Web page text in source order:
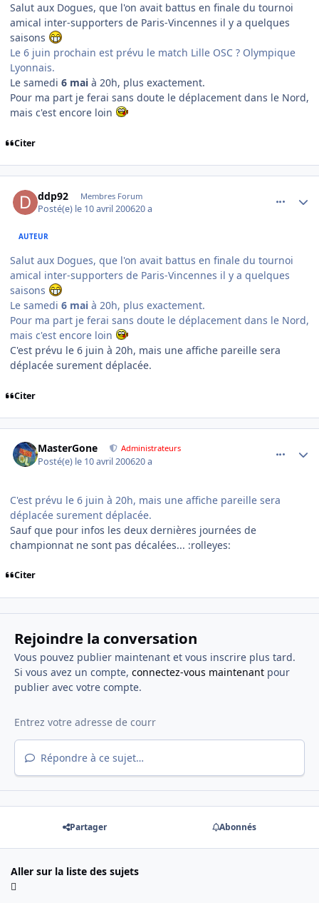
Salut aux Dogues, que l'on avait battus en finale du tournoi
amical inter-supporters de Paris-Vincennes il y a quelques
saisons
Le 6 juin prochain est prévu le match Lille OSC ? Olympique
Lyonnais.
Le samedi 6 mai à 20h, plus exactement.
Pour ma part je ferai sans doute le déplacement dans le Nord,
mais c'est encore loin
Citer
ddp92 Membres Forum
Posté(e) le 10 avril 200620 a
AUTEUR
Salut aux Dogues, que l'on avait battus en finale du tournoi
amical inter-supporters de Paris-Vincennes il y a quelques
saisons
Le samedi 6 mai à 20h, plus exactement.
Pour ma part je ferai sans doute le déplacement dans le Nord,
mais c'est encore loin
C'est prévu le 6 juin à 20h, mais une affiche pareille sera
déplacée surement déplacée.
Citer
MasterGone Administrateurs
Posté(e) le 10 avril 200620 a
C'est prévu le 6 juin à 20h, mais une affiche pareille sera
déplacée surement déplacée.
Sauf que pour infos les deux dernières journées de
championnat ne sont pas décalées... :rolleyes:
Citer
Rejoindre la conversation
Vous pouvez publier maintenant et vous inscrire plus tard.
Si vous avez un compte, connectez-vous maintenantpour
publier avec votre compte.
Répondre à ce sujet…
Partager Abonnés
Aller sur la liste des sujets